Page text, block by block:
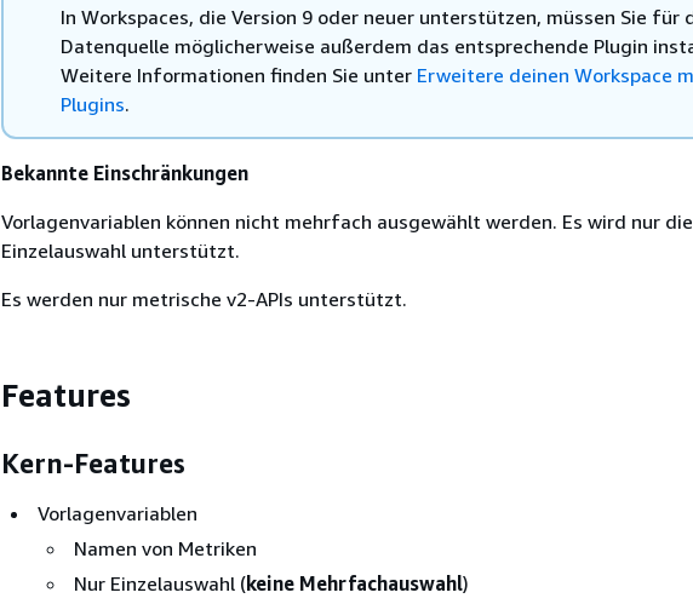
In Workspaces, die Version 9 oder neuer unterstützen, müssen Sie für
Datenquelle möglicherweise außerdem das entsprechende Plugin
Weitere Informationen finden Sie unter Erweitere deinen Workspace
Plugins.
Bekannte Einschränkungen
Vorlagenvariablen können nicht mehrfach ausgewählt werden. Es wird nur die
Einzelauswahl unterstützt.
Es werden nur metrische v2-APIs unterstützt.
Features
Kern-Features
Vorlagenvariablen
Namen von Metriken
Nur Einzelauswahl (keine Mehrfachauswahl)